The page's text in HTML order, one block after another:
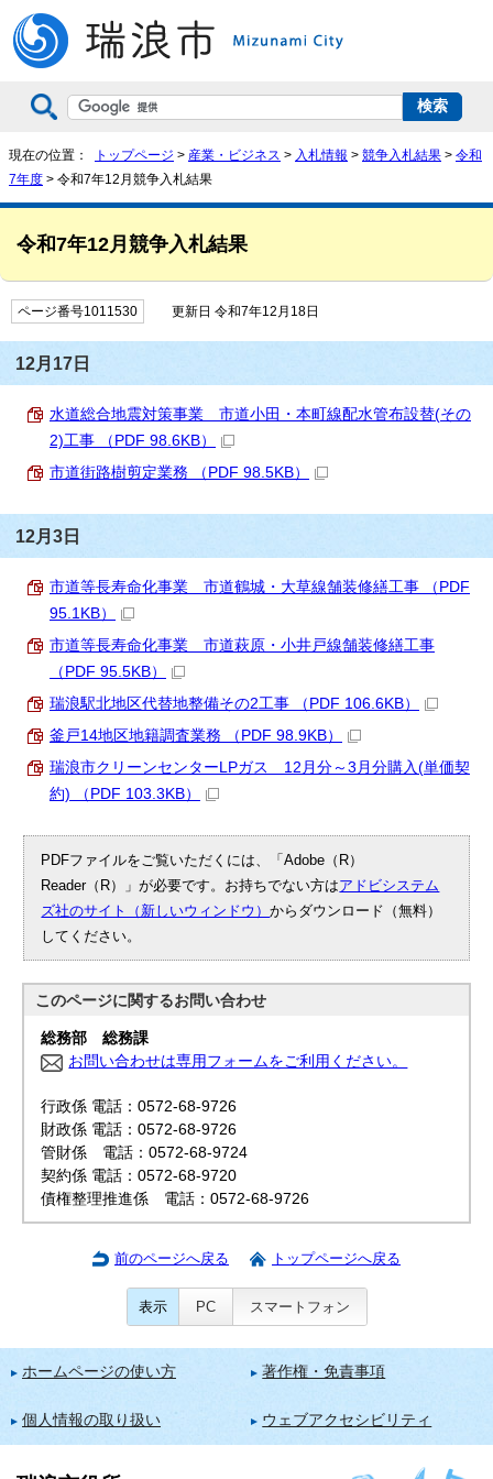
現在の位置： トップページ > 産業・ビジネス > 入札情報 > 競争入札結果 > 令和
7年度 > 令和7年12月競争入札結果
令和7年12月競争入札結果
ページ番号1011530 更新日 令和7年12月18日
12月17日
水道総合地震対策事業 市道小田・本町線配水管布設替(その
2)工事 （PDF 98.6KB）
市道街路樹剪定業務 （PDF 98.5KB）
12月3日
市道等長寿命化事業 市道鶴城・大草線舗装修繕工事 （PDF
95.1KB）
市道等長寿命化事業 市道萩原・小井戸線舗装修繕工事
（PDF 95.5KB）
瑞浪駅北地区代替地整備その2工事 （PDF 106.6KB）
釜戸14地区地籍調査業務 （PDF 98.9KB）
瑞浪市クリーンセンターLPガス 12月分～3月分購入(単価契
約) （PDF 103.3KB）
PDFファイルをご覧いただくには、「Adobe（R）
Reader（R）」が必要です。お持ちでない方はアドビシステム
ズ社のサイト（新しいウィンドウ）からダウンロード（無料）
してください。
このページに関するお問い合わせ
総務部 総務課
お問い合わせは専用フォームをご利用ください。
行政係 電話：0572-68-9726
財政係 電話：0572-68-9726
管財係 電話：0572-68-9724
契約係 電話：0572-68-9720
債権整理推進係 電話：0572-68-9726
前のページへ戻る トップページへ戻る
表示 PC スマートフォン
ホームページの使い方 著作権・免責事項
個人情報の取り扱い ウェブアクセシビリティ